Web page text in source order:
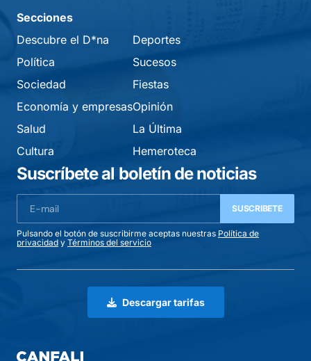
Secciones
Descubre el D*na
Política
Sociedad
Economía y empresas
Salud
Cultura
Deportes
Sucesos
Fiestas
Opinión
La Última
Hemeroteca
Suscríbete al boletín de noticias
SUSCRIBETE
Pulsando el botón de suscribirme aceptas nuestras Política de
privacidad y Términos del servicio
Descargar tarifas